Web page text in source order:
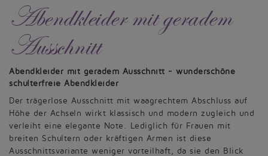
Abendkleider mit geradem
Ausschnitt
Abendkleider mit geradem Ausschnitt - wunderschöne
schulterfreie Abendkleider
Der trägerlose Ausschnitt mit waagrechtem Abschluss auf
Höhe der Achseln wirkt klassisch und modern zugleich und
verleiht eine elegante Note. Lediglich für Frauen mit
breiten Schultern oder kräftigen Armen ist diese
Ausschnittsvariante weniger vorteilhaft, da sie den Blick